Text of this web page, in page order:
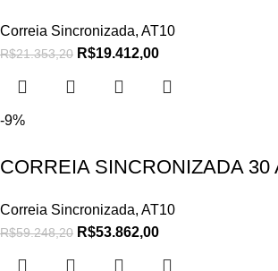
Correia Sincronizada, AT10
R$21.353,20 R$19.412,00
-9%
CORREIA SINCRONIZADA 30
Correia Sincronizada, AT10
R$59.248,20 R$53.862,00